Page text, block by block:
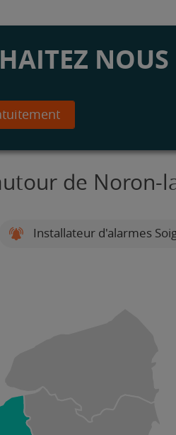
NOUS
de Noron-
Installateur d'alarmes